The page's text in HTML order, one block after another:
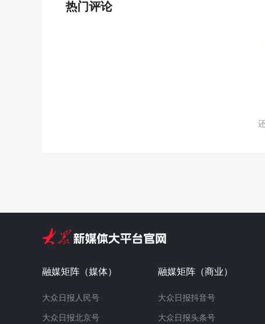
热门评论
融媒矩阵（媒体）
大众日报人民号
大众日报北京号
融媒矩阵（商业）
大众日报抖音号
大众日报头条号